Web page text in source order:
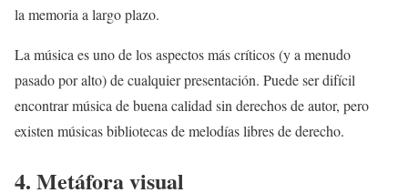
la memoria a largo plazo.
La música es uno de los aspectos más críticos (y a menudo
pasado por alto) de cualquier presentación. Puede ser difícil
encontrar música de buena calidad sin derechos de autor, pero
existen músicas bibliotecas de melodías libres de derecho.
4. Metáfora visual